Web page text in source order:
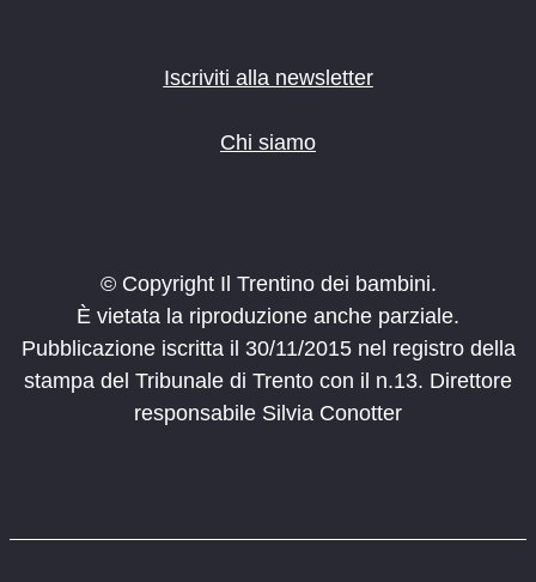
Iscriviti alla newsletter
Chi siamo
© Copyright Il Trentino dei bambini.
È vietata la riproduzione anche parziale.
Pubblicazione iscritta il 30/11/2015 nel registro della
stampa del Tribunale di Trento con il n.13. Direttore
responsabile Silvia Conotter